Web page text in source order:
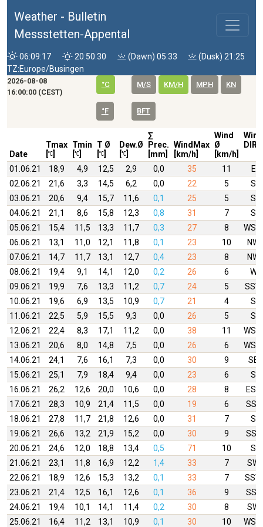
Weather - Bulletin
Messstetten-Appental
06:09:17 20:50:30 (Dawn) 05:33
(Dusk) 21:25
TZ:Europe/Busingen
2026-08-08
16:00:00 (CEST)
°C
°F
M/S KM/H MPH KN
BFT
Date
Tmax Tmin
T Ø
Dew.Ø
∑
Prec.
[mm]
WindMax
[km/h]
Wind
Ø
[km/h]
Wind
DIR
01.06.21 18,9 4,9 12,5 2,9 0,0 35 11
E
02.06.21
21,6 3,3 14,5 6,2 0,0 22 5
S
03.06.21
20,6 9,4 15,7 11,6 0,1 25 5
S
04.06.21
21,1 8,6 15,8 12,3 0,8 31 7
S
05.06.21
15,4 11,5 13,3 11,7 0,3 27 8
WSW
06.06.21
13,1 11,0 12,1 11,8 0,1 23 10
NW
07.06.21
14,7 11,7 13,1 12,7 0,4 23 8
NW
08.06.21
19,4 9,1 14,1 12,0 0,2 26 6
W
09.06.21
19,9 7,6 13,3 11,2 0,7 24 5
SSW
10.06.21
19,6 6,9 13,5 10,9 0,7 21 4
S
11.06.21
22,5 5,9 15,5 9,3 0,0 26 5
S
12.06.21
22,4 8,3 17,1 11,2 0,0 38 11
WSW
13.06.21
20,6 8,0 14,8 7,5 0,0 26 6
WSW
14.06.21
24,1 7,6 16,1 7,3 0,0 30 9
SE
15.06.21
25,1 7,9 18,4 9,4 0,0 23 6
S
16.06.21
26,2 12,6 20,0 10,6 0,0 28 8
ESE
17.06.21
28,3 10,9 21,4 11,5 0,0 19 6
SSE
18.06.21
27,8 11,7 21,8 12,6 0,0 31 7
S
19.06.21
26,6 13,2 21,9 15,2 0,0 30 9
SSE
20.06.21
24,6 12,0 18,8 13,4 0,5 71 10
S
21.06.21
23,1 11,8 16,9 12,2 1,4 33 7
SW
22.06.21
18,9 12,6 15,3 13,2 0,1 33 7
SSW
23.06.21
21,4 12,5 16,1 12,6 0,1 36 9
SSE
24.06.21
19,4 10,1 14,1 11,4 0,2 30 8
SW
25.06.21
16,4 11,2 13,1 10,9 0,1 30 10 WSW